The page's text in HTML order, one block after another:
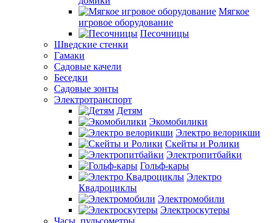
Мягкое
игровое оборудование
Песочницы
Шведские стенки
Гамаки
Садовые качели
Беседки
Садовые зонты
Электротранспорт
Детям
Экомобилики
Электро велорикши
Скейты и Ролики
Электропитбайки
Гольф-кары
Электро
Квадроциклы
Электромобили
Электроскутеры
Часы, пульсометры